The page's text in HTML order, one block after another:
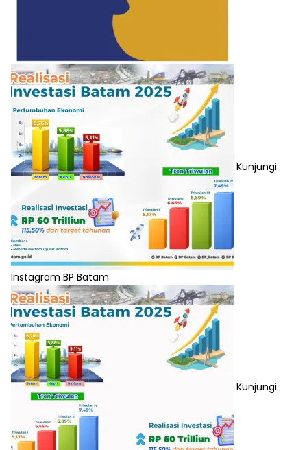
Kunjungi
Instagram BP Batam
Kunjungi